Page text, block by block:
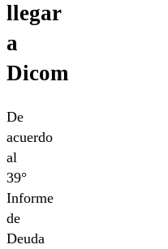
llegar
a
Dicom
De
acuerdo
al
39°
Informe
de
Deuda